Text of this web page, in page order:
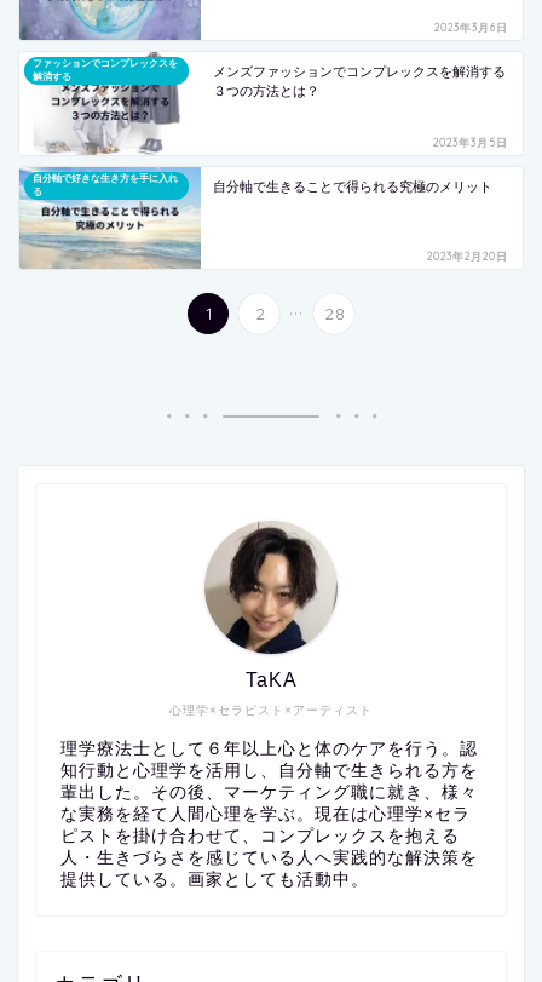
2023年3月6日
ファッションでコンプレックスを
解消する
メンズファッションでコンプレックスを解消する
３つの方法とは？
2023年3月5日
自分軸で好きな生き方を手に入れ
る
自分軸で生きることで得られる究極のメリット
2023年2月20日
1 2 ... 28
心理学×セラピスト×アーティスト
TaKA
理学療法士として６年以上心と体のケアを行う。認
知行動と心理学を活用し、自分軸で生きられる方を
輩出した。その後、マーケティング職に就き、様々
な実務を経て人間心理を学ぶ。現在は心理学×セラ
ピストを掛け合わせて、コンプレックスを抱える
人・生きづらさを感じている人へ実践的な解決策を
提供している。画家としても活動中。